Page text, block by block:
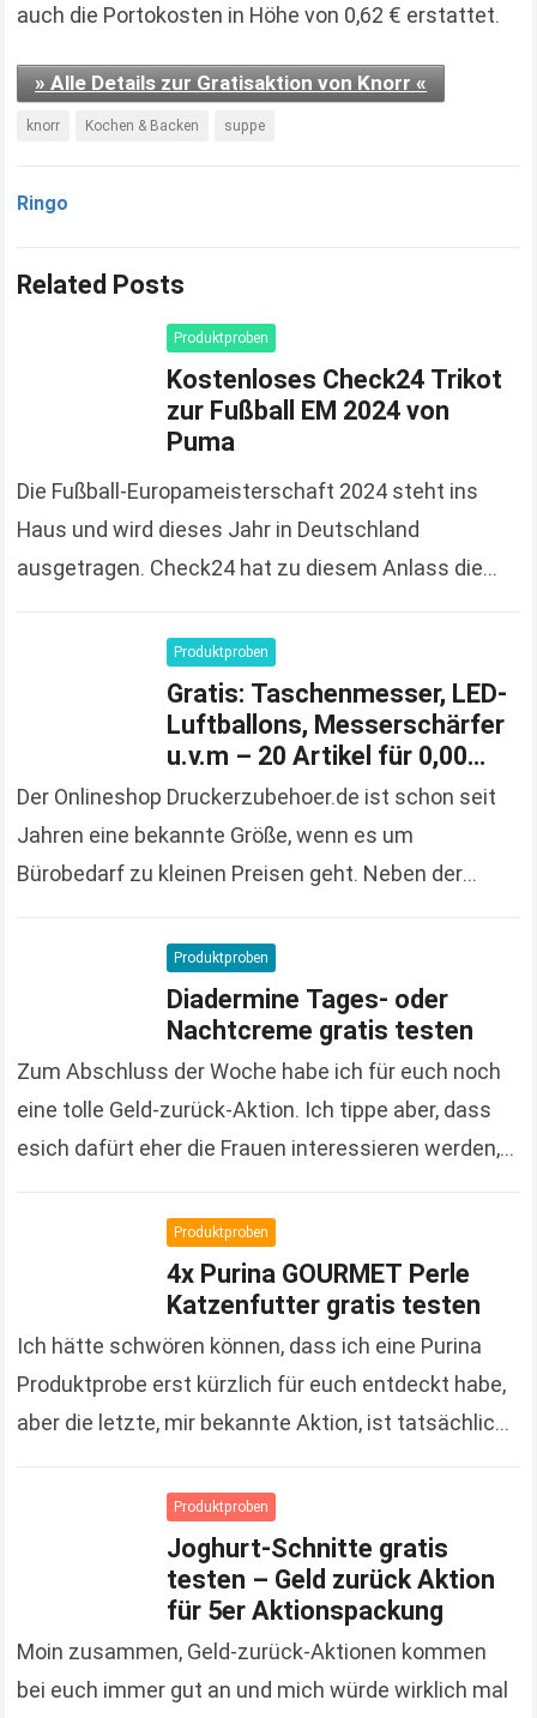
auch die Portokosten in Höhe von 0,62 € erstattet.
» Alle Details zur Gratisaktion von Knorr «
knorr Kochen & Backen suppe
Ringo
Related Posts
Produktproben
Kostenloses Check24 Trikot
zur Fußball EM 2024 von
Puma
Die Fußball-Europameisterschaft 2024 steht ins
Haus und wird dieses Jahr in Deutschland
ausgetragen. Check24 hat zu diesem Anlass die
solange der Vorrat reicht und 100%…
Produktproben
Gratis: Taschenmesser, LED-
Luftballons, Messerschärfer
u.v.m – 20 Artikel für 0,00
Euro bestellen
Der Onlineshop Druckerzubehoer.de ist schon seit
Jahren eine bekannte Größe, wenn es um
Bürobedarf zu kleinen Preisen geht. Neben der
Onlineshop auch immer wieder…
Produktproben
Diadermine Tages- oder
Nachtcreme gratis testen
Zum Abschluss der Woche habe ich für euch noch
eine tolle Geld-zurück-Aktion. Ich tippe aber, dass
esich dafürt eher die Frauen interessieren werden,
Produktproben
4x Purina GOURMET Perle
Katzenfutter gratis testen
Ich hätte schwören können, dass ich eine Purina
Produktprobe erst kürzlich für euch entdeckt habe,
aber die letzte, mir bekannte Aktion, ist tatsächlich
Produktproben
Joghurt-Schnitte gratis
testen – Geld zurück Aktion
für 5er Aktionspackung
Moin zusammen, Geld-zurück-Aktionen kommen
bei euch immer gut an und mich würde wirklich mal